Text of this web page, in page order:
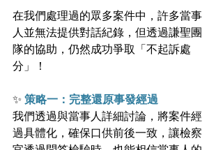
在我們處理過的眾多案件中，許多當事
人並無法提供對話紀錄，但透過謙聖團
隊的協助，仍然成功爭取「不起訴處
分」！
✨ 策略一：完整還原事發經過
我們透過與當事人詳細討論，將案件經
過具體化，確保口供前後一致，讓檢察